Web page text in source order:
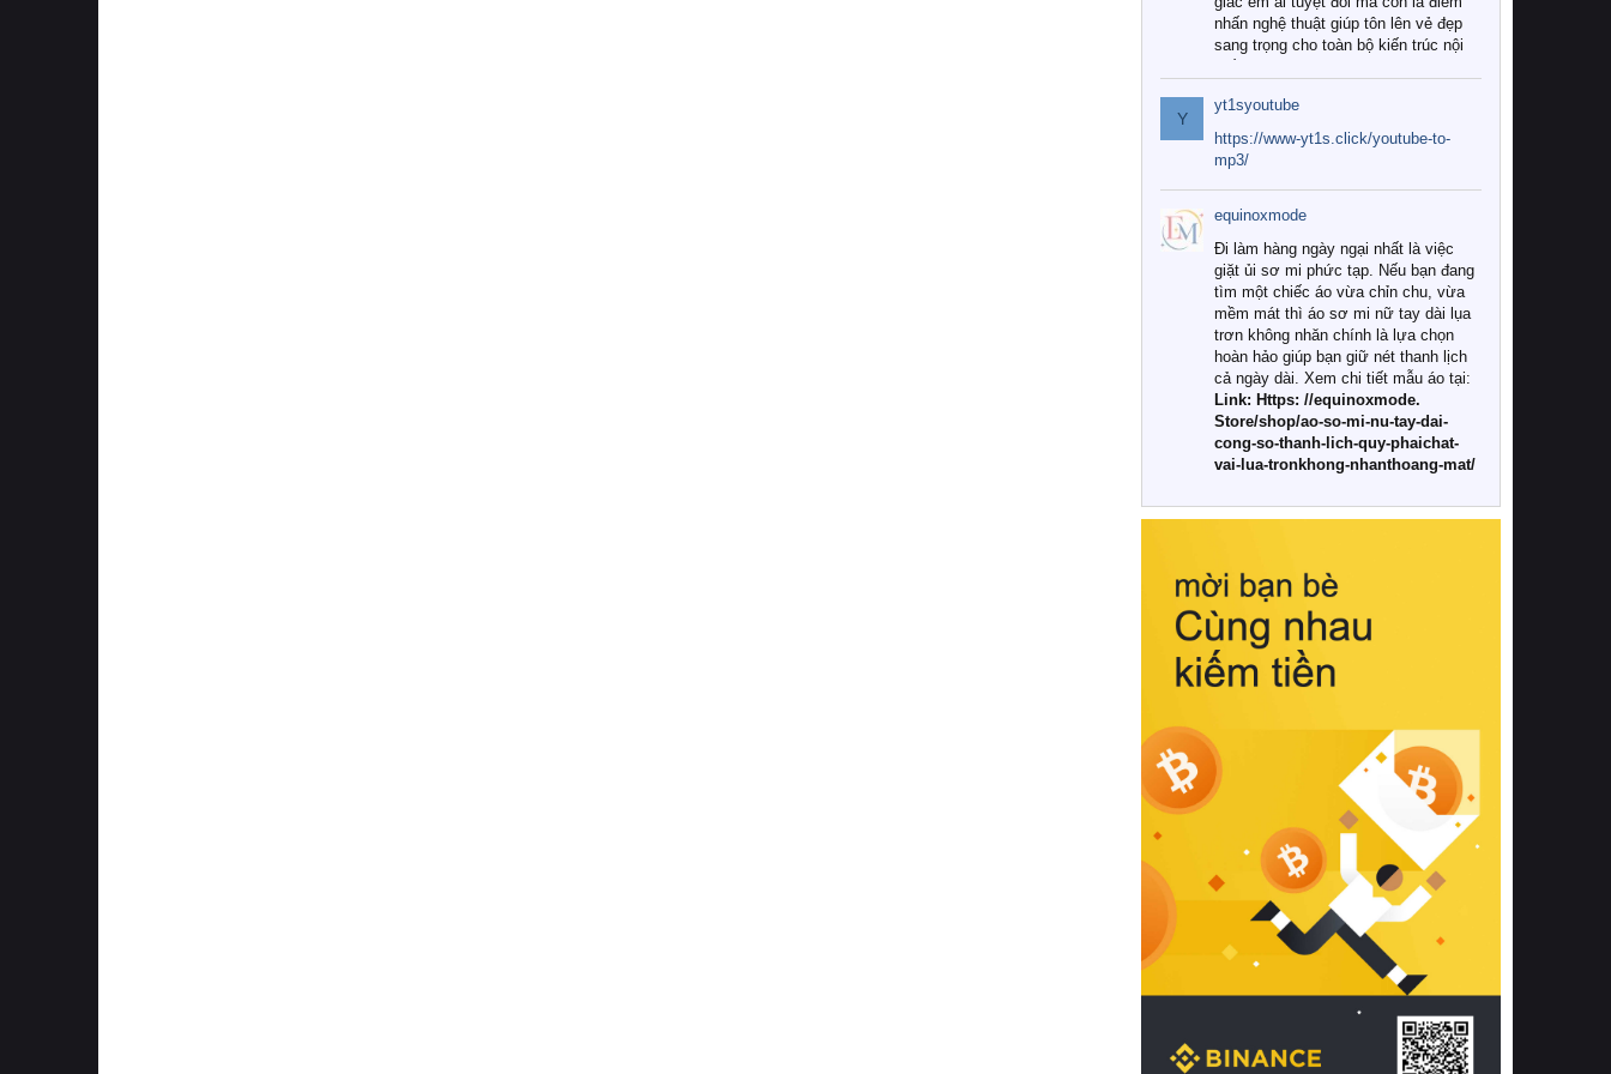
nhấn nghệ thuật giúp tôn lên vẻ đẹp
sang trọng cho toàn bộ kiến trúc nội
Tuy nhiên, giữa thị trường đa dạng
với vô vàn thương hiệu và mẫu mã
như hiện nay, làm thế nào để chọn
được những bộ chăn ga gối đệm cao
cấp thực sự chất lượng, phù hợp với
khí hậu và nhu cầu sử dụng của gia
đình? Hãy cùng chúng tôi đi tìm lời
giải đáp chi tiết qua bài viết dưới đây.
1. Tại sao các gia đình hiện đại lại ưa
chuộng chăn ga gối đệm cao cấp?
Khác với các dòng sản phẩm thông
thường, những bộ chăn ga gối đệm
cao cấp trải qua quy trình sản xuất
nghiêm ngặt từ khâu chọn lọc nguyên
liệu tự nhiên đến công nghệ dệt
nhuộm hiện đại không chứa hóa chất
này, bạn sẽ cảm nhận rõ rệt sự khác
hồi chuẩn xác của phần đệm nâng đỡ
cột sống.
Bên cạnh đó, việc lựa chọn các dòng
sản phẩm đạt chuẩn chất lượng quốc
tế còn giúp ngăn ngừa tình trạng kích
khuẩn và nấm mốc trong điều kiện
thời tiết nóng ẩm. Bạn có thể tìm hiểu
thêm các nghiên cứu khoa học về tác
động của giấc ngủ và môi trường
phòng ngủ đối với sức khỏe con
người tại Sleep Foundation (External
Link) để có cái nhìn toàn diện hơn.
2. Các tiêu chí vàng khi lựa chọn
chăn ga gối đệm cao cấp cho phòng
ngủ
Để sở hữu một bộ chăn ga gối đệm
cao cấp hoàn hảo cả về thẩm mỹ lẫn
công năng, người tiêu dùng cần cân
nhắc kỹ lưỡng các tiêu chí quan trọng
Y
yt1syoutube
https://www-yt1s.click/youtube-to-
mp3/
equinoxmode
Đi làm hàng ngày ngại nhất là việc
giặt ủi sơ mi phức tạp. Nếu bạn đang
tìm một chiếc áo vừa chỉn chu, vừa
mềm mát thì áo sơ mi nữ tay dài lụa
trơn không nhăn chính là lựa chọn
hoàn hảo giúp bạn giữ nét thanh lịch
cả ngày dài. Xem chi tiết mẫu áo tại:
Link: Https: //equinoxmode.
Store/shop/ao-so-mi-nu-tay-dai-
cong-so-thanh-lich-quy-phaichat-
vai-lua-tronkhong-nhanthoang-mat/